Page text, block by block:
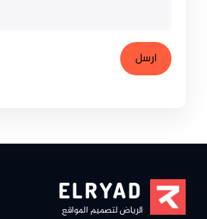
ELRYAD
الرياض لتصميم المواقع